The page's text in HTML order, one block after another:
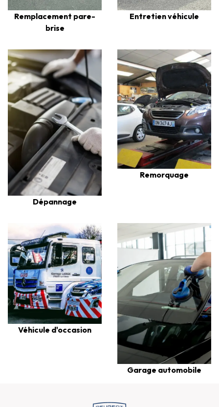
Remplacement pare-
brise
Entretien véhicule
Dépannage
Remorquage
Véhicule d'occasion
Garage automobile